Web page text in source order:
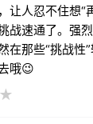
让人忍不住想“
战速通了。强
在那些“挑战性
哦😉
★